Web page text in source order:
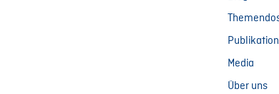
Media
Über uns